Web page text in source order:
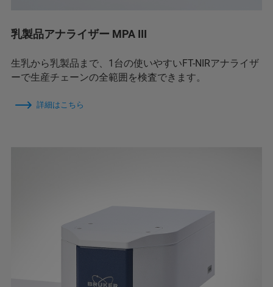
乳製品アナライザー MPA III
生乳から乳製品まで、1台の使いやすいFT-NIRアナライザ
ーで生産チェーンの全範囲を検査できます。
詳細はこちら